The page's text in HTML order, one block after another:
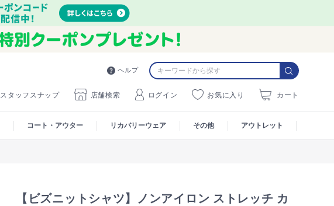
ヘルプ
スタッフスナップ 店舗検索 ログイン お気に入り カート
コート・アウター リカバリーウェア その他 アウトレット
【ビズニットシャツ】ノンアイロン ストレッチ カ